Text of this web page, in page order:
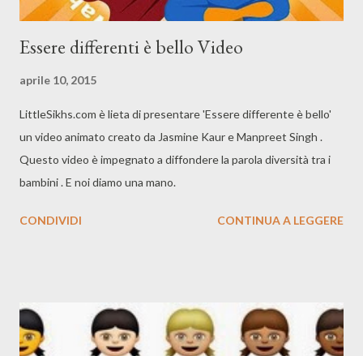
Essere differenti è bello Video
aprile 10, 2015
LittleSikhs.com è lieta di presentare 'Essere differente è bello'
un video animato creato da Jasmine Kaur e Manpreet Singh .
Questo video è impegnato a diffondere la parola diversità tra i
bambini . E noi diamo una mano.
CONDIVIDI CONTINUA A LEGGERE